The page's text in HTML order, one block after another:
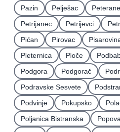
Pazin
Pelješac
Petrijanec
Petrijevci
Pićan
Pirovac
Pleternica
Ploče
Podgora
Podgorač
Podravske Sesvete
Podvinje
Pokupsko
Poljanica Bistranska